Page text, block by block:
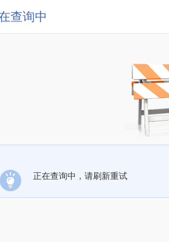
查询中
正在查询中，请刷新重试